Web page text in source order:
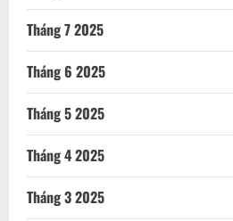
Tháng 7 2025
Tháng 6 2025
Tháng 5 2025
Tháng 4 2025
Tháng 3 2025